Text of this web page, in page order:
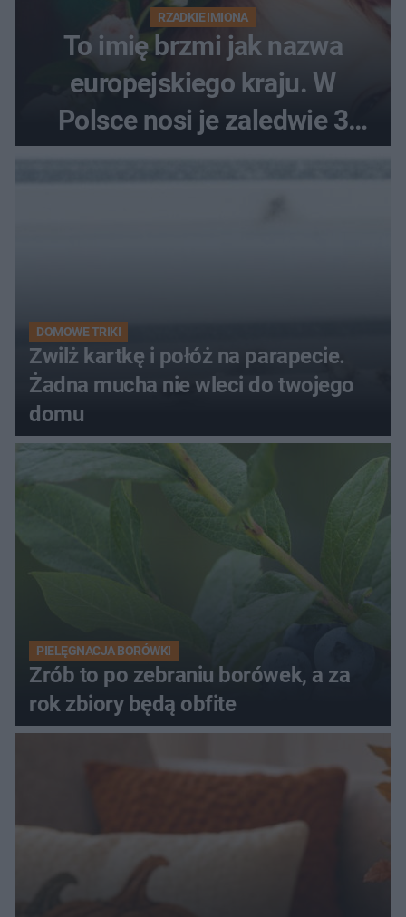
RZADKIE IMIONA
To imię brzmi jak nazwa
europejskiego kraju. W
Polsce nosi je zaledwie 3
kobiety
DOMOWE TRIKI
Zwilż kartkę i połóż na parapecie.
Żadna mucha nie wleci do twojego
domu
PIELĘGNACJA BORÓWKI
Zrób to po zebraniu borówek, a za
rok zbiory będą obfite